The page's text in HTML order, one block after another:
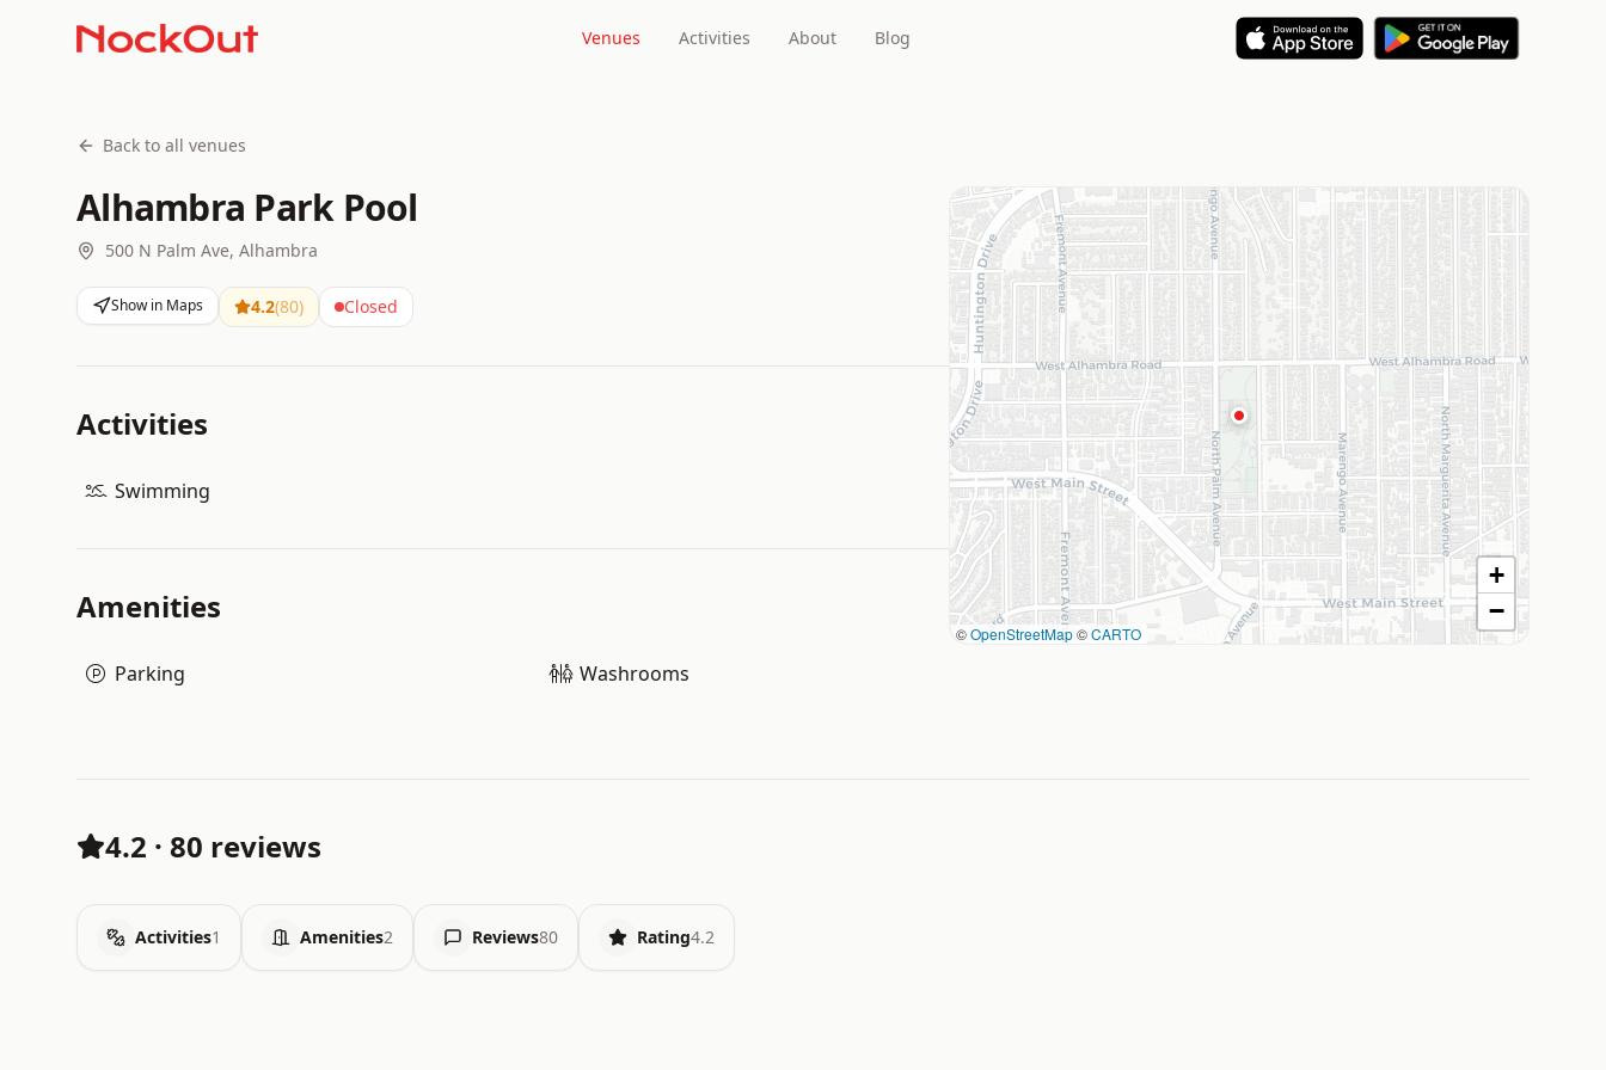
Venues Activities About Blog
Back to all venues
Alhambra Park Pool
500 N Palm Ave, Alhambra
Show in Maps 4.2(80) Closed
Activities
Swimming
Amenities
Parking Washrooms
©OpenStreetMap©CARTO
+
−
4.2 · 80 reviews
Activities1 Amenities2 Reviews80 Rating4.2